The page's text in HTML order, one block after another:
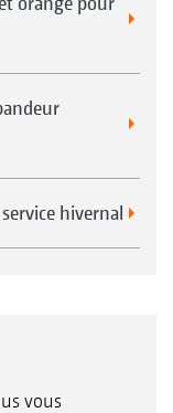
hivernal
vous